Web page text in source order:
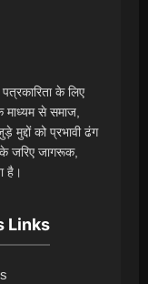
के लिए
माध्यम से समाज,
को प्रभावी ढंग
जरिए जागरूक,
है।
Links